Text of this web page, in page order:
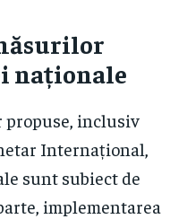
naționale
inclusiv
Internațional,
sunt subiect de
implementarea